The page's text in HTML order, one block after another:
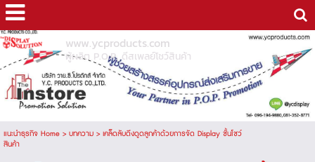
www.ycproducts.com
ผู้ผลิต P.O.P. ดีสเพลย์โชว์สินค้า
แนะนำธุรกิจ Home> บทความ> เคล็ดลับดึงดูดลูกค้าด้วยการจัด Display ชั้นโชว์
สินค้า